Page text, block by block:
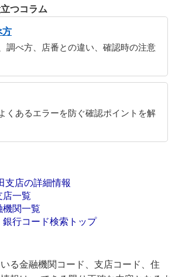
つコラム
方
調べ方、店番との違い、確認時の注意
くあるエラーを防ぐ確認ポイントを解
支店の詳細情報
店一覧
機関一覧
行コード検索トップ
る金融機関コード、支店コード、住